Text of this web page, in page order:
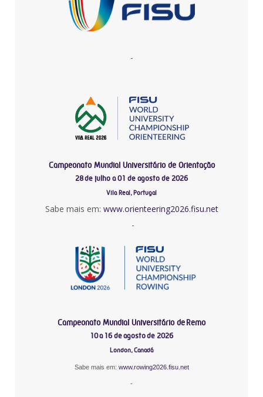
-
Campeonato Mundial Universitário de Orientação
28 de julho a 01 de agosto de 2026
Vila Real, Portugal
Sabe mais em: www.orienteering2026.fisu.net
-
Campeonato Mundial Universitário de Remo
10 a 16 de agosto de 2026
London, Canadá
Sabe mais em: www.rowing2026.fisu.net
-